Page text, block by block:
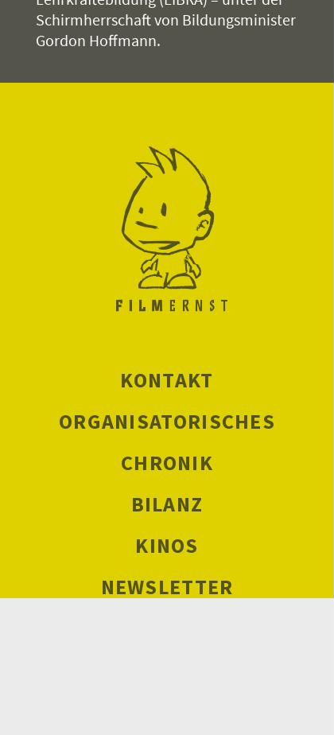
Schirmherrschaft von Bildungsminister
Gordon Hoffmann.
KONTAKT
ORGANISATORISCHES
CHRONIK
BILANZ
KINOS
NEWSLETTER